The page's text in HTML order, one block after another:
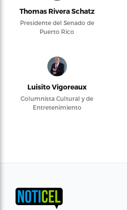
Thomas Rivera Schatz
Presidente del Senado de
Puerto Rico
Luisito Vigoreaux
Columnista Cultural y de
Entretenimiento